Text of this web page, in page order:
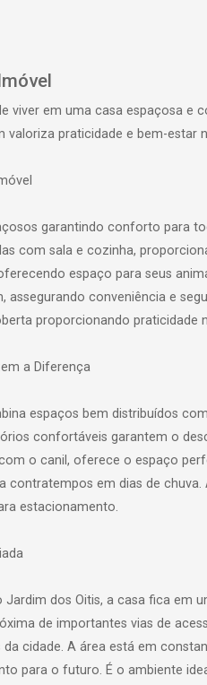
viver em uma casa espaçosa e
valoriza praticidade e bem-estar
garantindo conforto para
com sala e cozinha,
espaço para seus
assegurando conveniência e
proporcionando praticidade
a Diferença
espaços bem distribuídos
confortáveis garantem o
o canil, oferece o espaço
contratempos em dias de
estacionamento.
Jardim dos Oitis, a casa fica em
de importantes vias de
da cidade. A área está em
para o futuro. É o ambiente